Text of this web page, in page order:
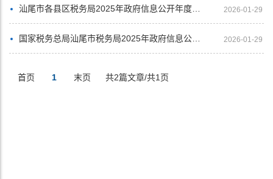
汕尾市各县区税务局2025年政府信息公开年度报告汇总展示 2026-01-29
国家税务总局汕尾市税务局2025年政府信息公开工作年度报告 2026-01-29
首页 1 末页 共2篇文章/共1页